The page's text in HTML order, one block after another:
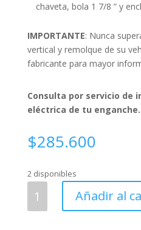
chaveta, bola 1 7/8 ” y
IMPORTANTE: Nunca
vertical y remolque de su
fabricante para mayor
Consulta por servicio de
eléctrica de tu enganche.
$285.600
2 disponibles
SsangYong
Añadir al